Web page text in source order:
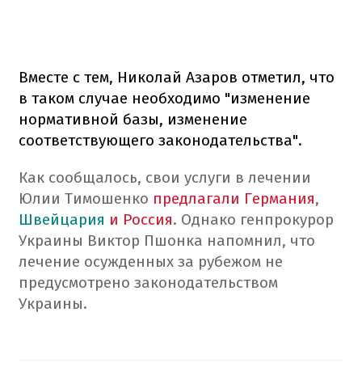
Вместе с тем, Николай Азаров отметил, что
в таком случае необходимо "изменение
нормативной базы, изменение
соответствующего законодательства".
Как сообщалось, свои услуги в лечении
Юлии Тимошенко предлагали Германия,
Швейцария и Россия. Однако генпрокурор
Украины Виктор Пшонка напомнил, что
лечение осужденных за рубежом не
предусмотрено законодательством
Украины.